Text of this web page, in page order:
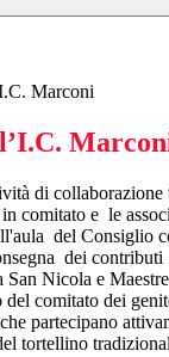
Marconi
di collaborazione
comitato e le
del Consiglio
dei
Nicola e
del comitato dei
partecipano
tortellino